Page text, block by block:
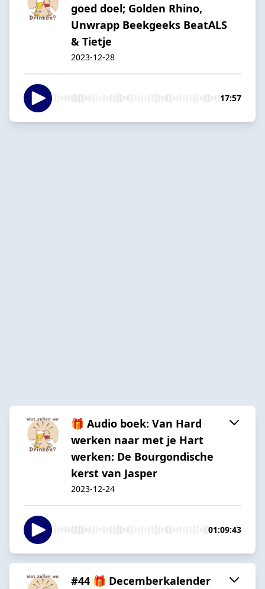
goed doel; Golden Rhino,
Unwrapp Beekgeeks BeatALS
& Tietje
2023-12-28
17:57
🎁 Audio boek: Van Hard
werken naar met je Hart
werken: De Bourgondische
kerst van Jasper
2023-12-24
01:09:43
#44 🎁 Decemberkalender